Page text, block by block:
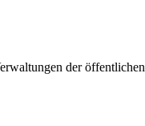
der